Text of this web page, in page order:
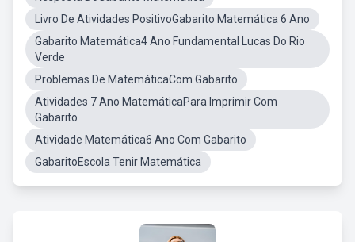
Livro De Atividades PositivoGabarito Matemática 6 Ano
Gabarito Matemática4 Ano Fundamental Lucas Do Rio
Verde
Problemas De MatemáticaCom Gabarito
Atividades 7 Ano MatemáticaPara Imprimir Com
Gabarito
Atividade Matemática6 Ano Com Gabarito
GabaritoEscola Tenir Matemática